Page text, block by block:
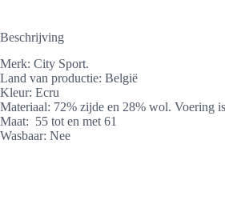
Beschrijving
Merk: City Sport.
Land van productie: België
Kleur: Ecru
Materiaal: 72% zijde en 28% wol. Voering
Maat: 55 tot en met 61
Wasbaar: Nee